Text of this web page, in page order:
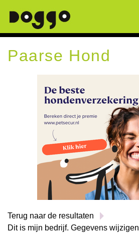
Paarse Hond
Terug naar de resultaten
Dit is mijn bedrijf. Gegevens wijzigen